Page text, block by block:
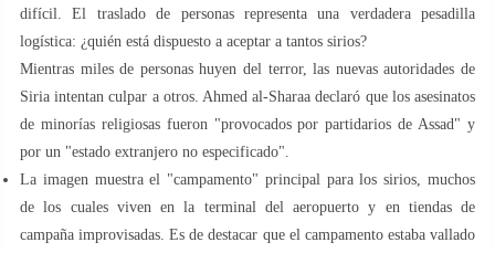
difícil. El traslado de personas representa una verdadera pesadilla
logística: ¿quién está dispuesto a aceptar a tantos sirios?
Mientras miles de personas huyen del terror, las nuevas autoridades de
Siria intentan culpar a otros. Ahmed al-Sharaa declaró que los asesinatos
de minorías religiosas fueron "provocados por partidarios de Assad" y
por un "estado extranjero no especificado".
La imagen muestra el "campamento" principal para los sirios, muchos
de los cuales viven en la terminal del aeropuerto y en tiendas de
campaña improvisadas. Es de destacar que el campamento estaba vallado